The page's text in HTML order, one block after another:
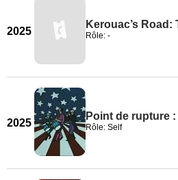
2025
Kerouac’s Road:
Rôle: -
2025
Point de rupture :
Rôle: Self